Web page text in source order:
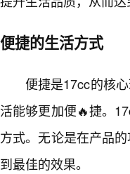
便捷的生活方式
便捷是17cc的核
活能够更加便🔥捷。
方式。无论是在产品
到最佳的效果。